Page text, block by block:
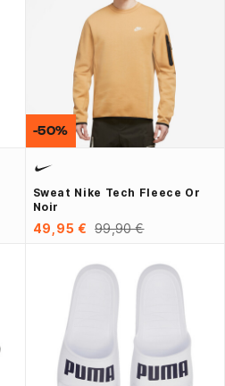
Sweat Nike Tech Fleece Or
Noir
49,95 € 99,90 €
-50%